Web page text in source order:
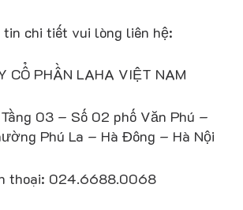
tin chi tiết vui lòng liên hệ:
CỔ PHẦN LAHA VIỆT NAM
03 – Số 02 phố Văn Phú –
Phú La – Hà Đông – Hà Nội
thoại: 024.6688.0068